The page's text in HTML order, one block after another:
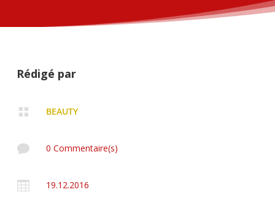
Rédigé par
 BEAUTY
 0 Commentaire(s)
 19.12.2016